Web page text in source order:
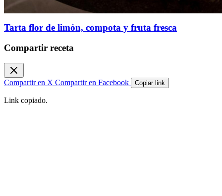
Tarta flor de limón, compota y fruta fresca
Compartir receta
Compartir en X Compartir en Facebook Copiar link
Link copiado.